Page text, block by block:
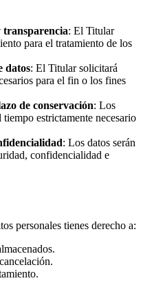
: El Titular
para el tratamiento de los
datos: El Titular solicitará
para el fin o los fines
de conservación: Los
estrictamente necesario
: Los datos serán
confidencialidad e
personales tienes derecho a: